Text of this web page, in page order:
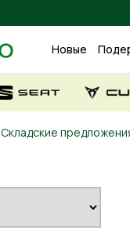
Новые
Складские